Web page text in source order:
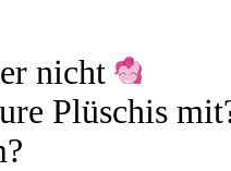
nicht
Plüschis